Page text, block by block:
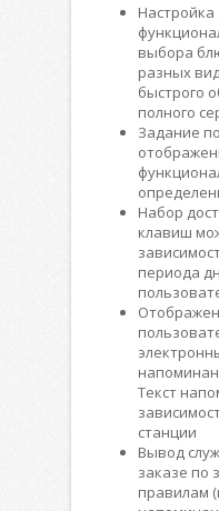
выбора
разных
быстрого
полного
Задание
Набор
клавиш
периода
Текст
станции
Вывод
заказе по
правилам